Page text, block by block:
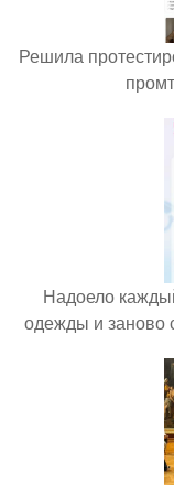
Решила
Надоело
одежды и заново